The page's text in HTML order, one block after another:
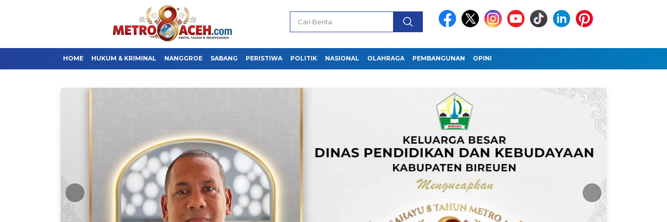
HOME HUKUM & KRIMINAL NANGGROE SABANG PERISTIWA POLITIK NASIONAL OLAHRAGA PEMBANGUNAN OPINI